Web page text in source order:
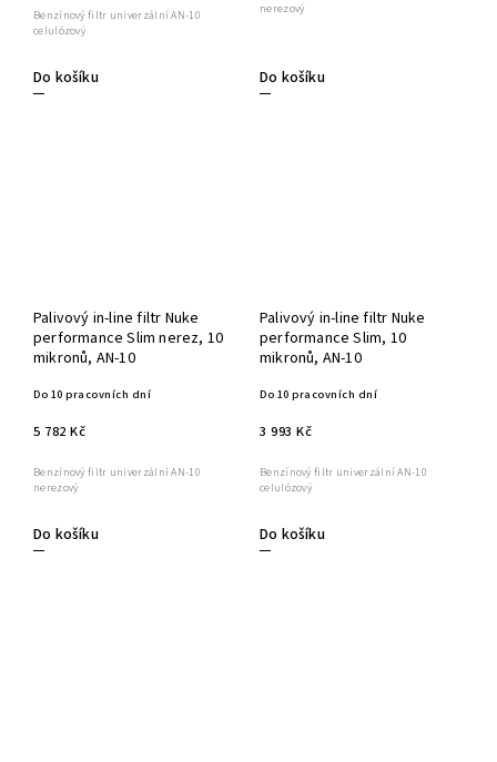
Do košíku
Benzínový filtr univerzální AN-10
celulózový
Do košíku
nerezový
Palivový in-line filtr Nuke
performance Slim nerez, 10
mikronů, AN-10
Do 10 pracovních dní
5 782 Kč
Do košíku
Benzínový filtr univerzální AN-10
nerezový
Palivový in-line filtr Nuke
performance Slim, 10
mikronů, AN-10
Do 10 pracovních dní
3 993 Kč
Do košíku
Benzínový filtr univerzální AN-10
celulózový